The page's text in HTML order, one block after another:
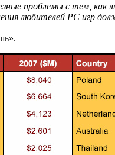
проблемы с тем,
любителей PC игр